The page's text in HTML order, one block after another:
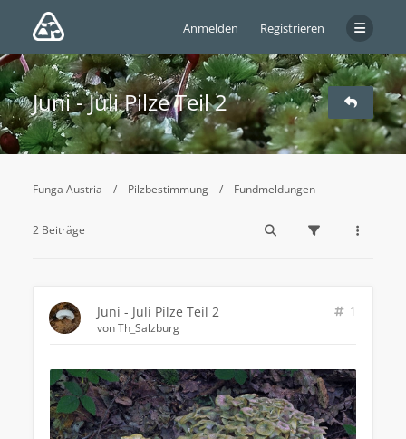
Anmelden Registrieren
Juni - Juli Pilze Teil 2
Funga Austria Pilzbestimmung Fundmeldungen
2 Beiträge
Juni - Juli Pilze Teil 2
1
vonTh_Salzburg